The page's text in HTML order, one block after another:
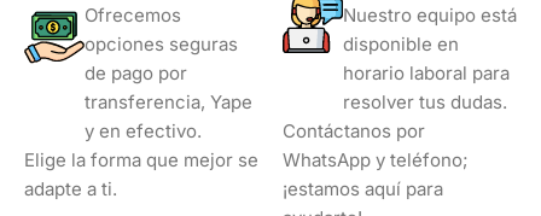
Ofrecemos
opciones seguras
de pago por
transferencia, Yape
y en efectivo.
Elige la forma que mejor se
adapte a ti.
Nuestro equipo está
disponible en
horario laboral para
resolver tus dudas.
Contáctanos por
WhatsApp y teléfono;
¡estamos aquí para